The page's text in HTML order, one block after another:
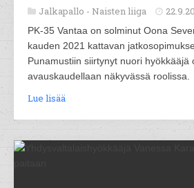
Jalkapallo - Naisten liiga
PK-35 Vantaa on solminut Oona
kauden 2021 kattavan
Punamustiin siirtynyt nuori hyökkääjä
avauskaudellaan näkyvässä roolissa.
Lue lisää